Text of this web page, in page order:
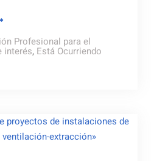
Profesional para el
interés, Está Ocurriendo